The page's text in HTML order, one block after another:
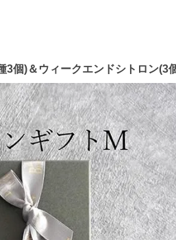
3個)＆ウィークエンドシトロン(3